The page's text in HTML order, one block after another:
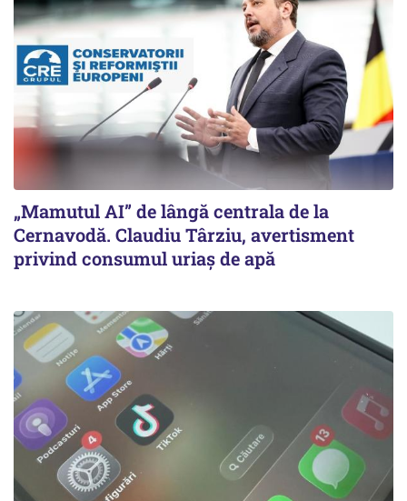
„Mamutul AI” de lângă centrala de la
Cernavodă. Claudiu Târziu, avertisment
privind consumul uriaș de apă